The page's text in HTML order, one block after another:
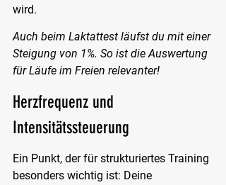
wird.
Auch beim Laktattest läufst du mit einer
Steigung von 1%. So ist die Auswertung
für Läufe im Freien relevanter!
Herzfrequenz und
Intensitätssteuerung
Ein Punkt, der für strukturiertes Training
besonders wichtig ist: Deine